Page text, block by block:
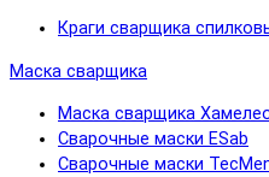
Краги сварщика
Маска сварщика
Маска сварщика
Сварочные маски ESab
Сварочные маски